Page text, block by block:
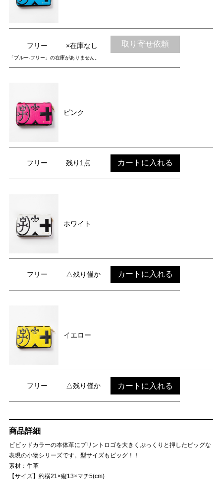
フリー ×在庫なし 取り寄せ依頼
「ブルー-フリー」の在庫がありません。
ピンク
フリー 残り1点 カートに入れる
ホワイト
フリー △残り僅か カートに入れる
イエロー
フリー △残り僅か カートに入れる
商品詳細
ビビッドカラーの本体革にプリントロゴを大きくぷっくりと押したビッグな
表現の小物シリーズです。型サイズもビッグ！！
素材：牛革
【サイズ】約横21×縦13×マチ5(cm)